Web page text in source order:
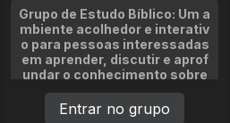
Grupo de Estudo Bíblico: Um a
mbiente acolhedor e interativ
o para pessoas interessadas
em aprender, discutir e aprof
undar o conhecimento sobre
as Escrituras Sagradas. O gru
po é composto por participan
tes de diversas idades e expe
Entrar no grupo